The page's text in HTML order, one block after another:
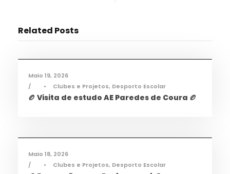
Related Posts
Desporto,Notícias
Maio 19, 2026
•
Clubes e Projetos, Desporto Escolar
🏉 Visita de estudo AE Paredes de Coura 🏉
Maio 18, 2026
•
Clubes e Projetos, Desporto Escolar